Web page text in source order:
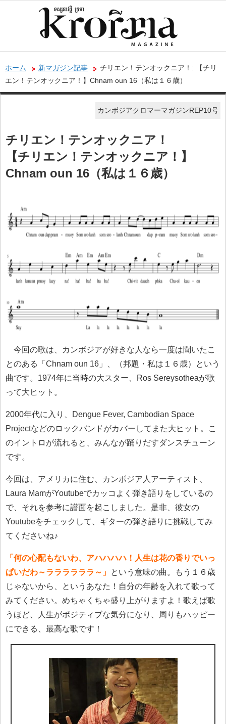
ホーム 新マガジン記事
チリエン！テンオックニア！: 【チリ
エン！テンオックニア！】Chnam oun 16（私は１６歳）
カンボジアクロマーマガジンREP10号
チリエン！テンオックニア！
【チリエン！テンオックニア！】
Chnam oun 16（私は１６歳）
今回の歌は、カンボジアが好きな人なら一度は聞いたこ
とのある「Chnam oun 16」、（邦題・私は１６歳）という
曲です。1974年に当時の大スター、Ros Sereysotheaが歌
って大ヒット。
2000年代に入り、Dengue Fever, Cambodian Space
Projectなどのロックバンドがカバーしてまた大ヒット。こ
のイントロが流れると、みんなが踊りだすダンスチューン
です。
今回は、アメリカに住む、カンボジア人アーティスト、
Laura MamがYoutubeでカッコよく弾き語りをしているの
で、それを参考に譜面を起こしました。是非、彼女の
Youtubeをチェックして、ギターの弾き語りに挑戦してみ
てくださいね♪
「何の心配もないわ、アハハハハ！人生は花の香りでいっ
ぱいだわ～ララララララ～」 という意味の曲。もう１６歳
じゃないから、というあなた！自分の年齢を入れて歌って
みてください。めちゃくちゃ盛り上がりますよ！歌えば歌
うほど、人生がポジティブな気分になり、周りもハッピー
にできる、最高な歌です！